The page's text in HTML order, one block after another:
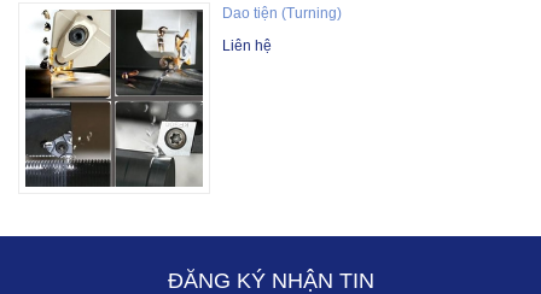
Dao tiện (Turning)
Liên hệ
ĐĂNG KÝ NHẬN TIN